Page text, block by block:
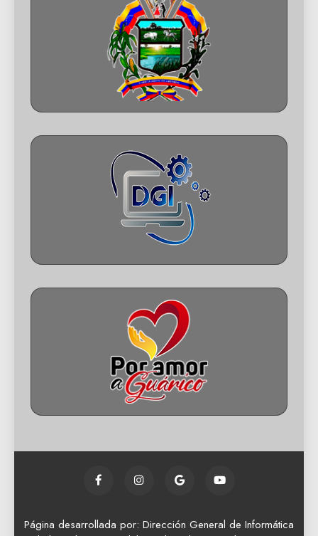
Página desarrollada por: Dirección General de Informática